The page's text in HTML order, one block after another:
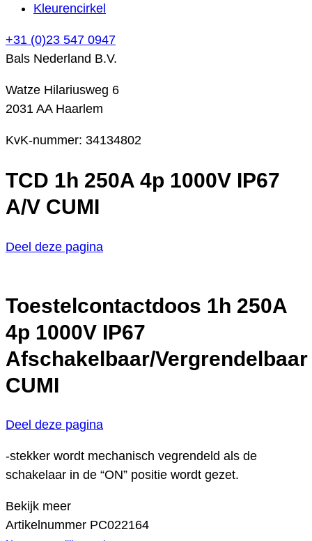
Kleurencirkel
+31 (0)23 547 0947
Bals Nederland B.V.
Watze Hilariusweg 6
2031 AA Haarlem
KvK-nummer: 34134802
TCD 1h 250A 4p 1000V IP67
A/V CUMI
Deel deze pagina
Toestelcontactdoos 1h 250A
4p 1000V IP67
Afschakelbaar/Vergrendelbaar
CUMI
Deel deze pagina
-stekker wordt mechanisch vegrendeld als de
schakelaar in de “ON” positie wordt gezet.
Bekijk meer
Artikelnummer PC022164